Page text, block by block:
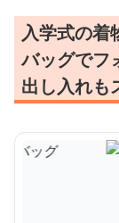
入学式の着
バッグでフ
出し入れも